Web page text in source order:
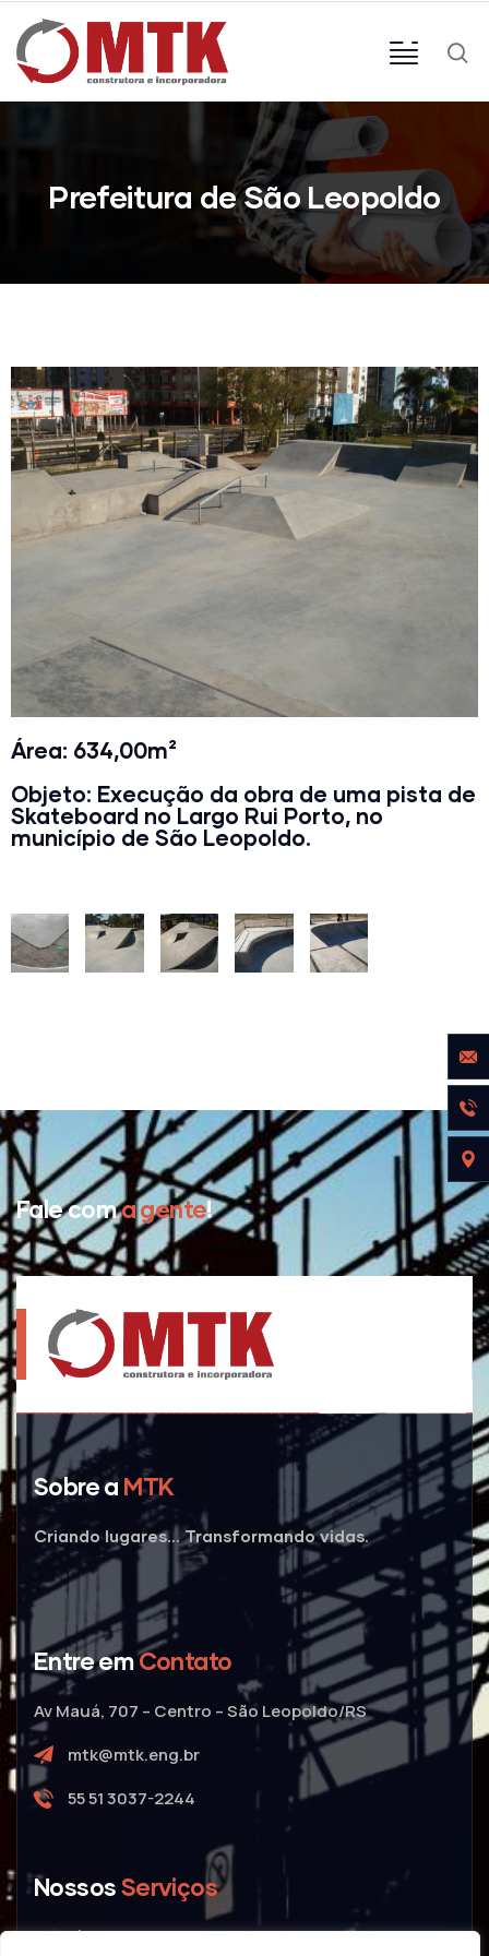
Prefeitura de São Leopoldo
Área: 634,00m²
Objeto: Execução da obra de uma pista de
Skateboard no Largo Rui Porto, no
município de São Leopoldo.
Fale coma gente!
Sobre aMTK
Criando lugares... Transformando vidas.
Entre emContato
Av Mauá, 707 – Centro – São Leopoldo/RS
mtk@mtk.eng.br
55 51 3037-2244
NossosServiços
Públicas